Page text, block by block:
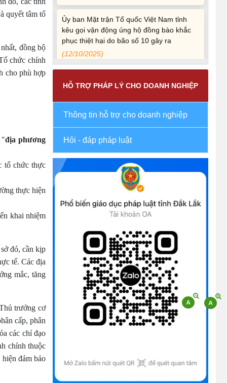
quyết tâm tổ
đồng bộ
chức chính
cho phù hợp
"địa phương
tổ chức thực
thực hiện
khai nhiệm
đó, cần kịp
tế. Các địa
mắc, tăng
trưởng cơ
cấp, phân
các chỉ đạo
chính thuộc
đảm bảo
Ủy ban Mặt trận Tổ quốc Việt Nam tỉnh
kêu gọi vận động ủng hộ đồng bào khắc
phục thiệt hại do bão số 10 gây ra
(12/10/2025)
UBND TỈNH ĐẮK LẮK KHUYẾN CÁO
CHỐNG BỆNH TẢ
toàn trình, một phần trên môi trường điện
tử
(09/10/2025)
Bộ Chính trị, Ban Bí thư kết luận về phân
cấp, phân quyền trong vận hành chính
quyền địa phương 2 cấp
Tích cực tham gia góp ý, tuyên truyền dự
thảo Bộ luật Hình sự (sửa đổi) và Luật Tổ
chức cơ quan điều tra (sửa đổi)
(24/07/2026)
Quy định xử phạt vi phạm vi định giao
thông đường bộ theo Nghị định 168
Tài liệu hỏi đáp văn kiện đại hội Đảng bộ
HỖ TRỢ PHÁP LÝ CHO DOANH NGHIỆP
Thông tin hỗ trợ cho doanh nghiệp
Hỏi - đáp pháp luật